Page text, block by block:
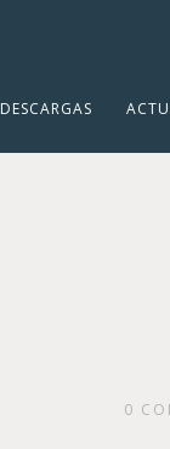
DESCARGAS
0